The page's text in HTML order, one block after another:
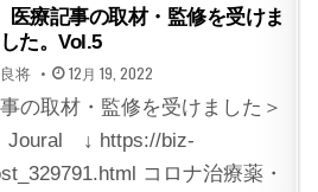
医療記事の取材・監修を受けま
した。Vol.5
将 POSTED
ON
12月 19, 2022
の取材・監修を受けました＞
↓ https://biz-
コロナ治療薬・